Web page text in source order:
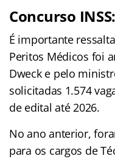
Concurso
É importante
Peritos Médicos foi
Dweck e pelo
solicitadas 1.574
de edital até 2026.
No ano anterior,
para os cargos de